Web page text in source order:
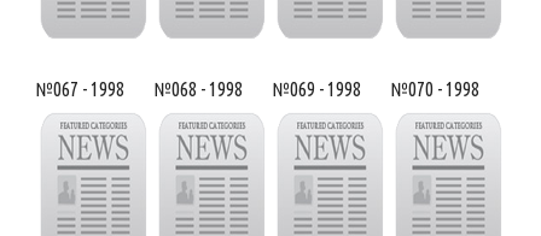
№067 - 1998 №068 - 1998 №069 - 1998 №070 - 1998